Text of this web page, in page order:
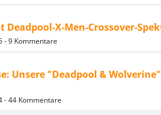
Deadpool-X-Men-Crossover-
- 9 Kommentare
Unsere "Deadpool &
- 44 Kommentare